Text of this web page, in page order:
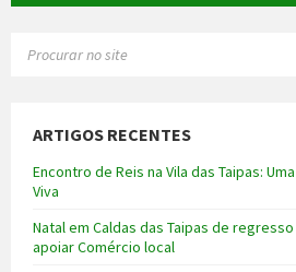
ARTIGOS RECENTES
Encontro de Reis na Vila das Taipas:
Viva
Natal em Caldas das Taipas de
apoiar Comércio local